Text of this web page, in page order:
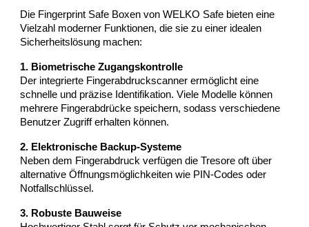
Die Fingerprint Safe Boxen von WELKO Safe bieten eine
Vielzahl moderner Funktionen, die sie zu einer idealen
Sicherheitslösung machen:
1. Biometrische Zugangskontrolle
Der integrierte Fingerabdruckscanner ermöglicht eine
schnelle und präzise Identifikation. Viele Modelle können
mehrere Fingerabdrücke speichern, sodass verschiedene
Benutzer Zugriff erhalten können.
2. Elektronische Backup-Systeme
Neben dem Fingerabdruck verfügen die Tresore oft über
alternative Öffnungsmöglichkeiten wie PIN-Codes oder
Notfallschlüssel.
3. Robuste Bauweise